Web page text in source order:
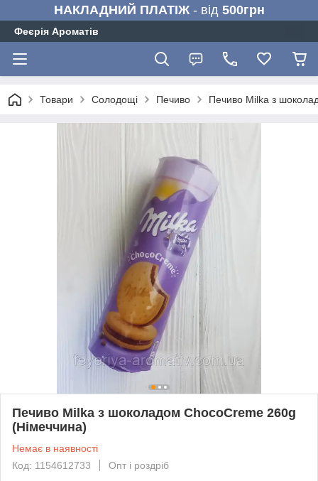
НАКЛАДНИЙ ПЛАТІЖ- від 500грн
Феєрія Ароматів
Товари Солодощі Печиво Печиво Milka з
Печиво Milka з шоколадом ChocoCreme 260g
(Німеччина)
Немає в наявності
Код: 1154612733
Опт і роздріб